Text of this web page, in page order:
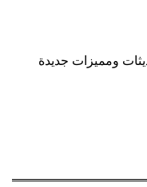
ومميزات جديدة